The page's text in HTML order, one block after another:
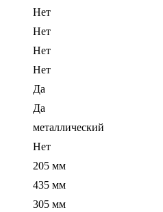
Нет
Нет
Нет
Нет
Да
Да
металлический
Нет
205 мм
435 мм
305 мм